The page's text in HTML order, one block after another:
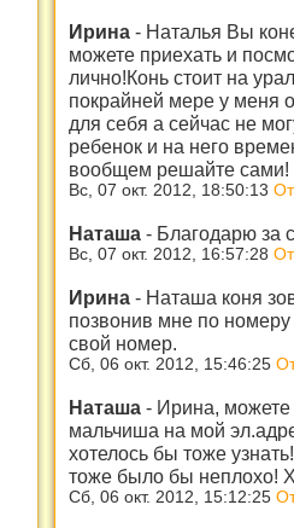
Ирина - Наталья Вы
можете приехать и
лично!Конь стоит на
покрайней мере у меня
для себя а сейчас не
ребенок и на него
вообщем решайте сами!
Вс, 07 окт. 2012, 18:50:13
Наташа - Благодарю за
Вс, 07 окт. 2012, 16:57:28
Ирина - Наташа коня
позвонив мне по
свой номер.
Сб, 06 окт. 2012, 15:46:25
Наташа - Ирина, можете
мальчиша на мой
хотелось бы тоже
тоже было бы неплохо!
Сб, 06 окт. 2012, 15:12:25